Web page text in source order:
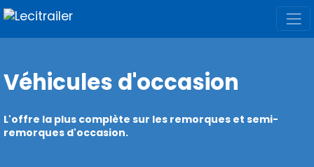
Véhicules d'occasion
L'offre la plus complète sur les remorques et semi-
remorques d'occasion.